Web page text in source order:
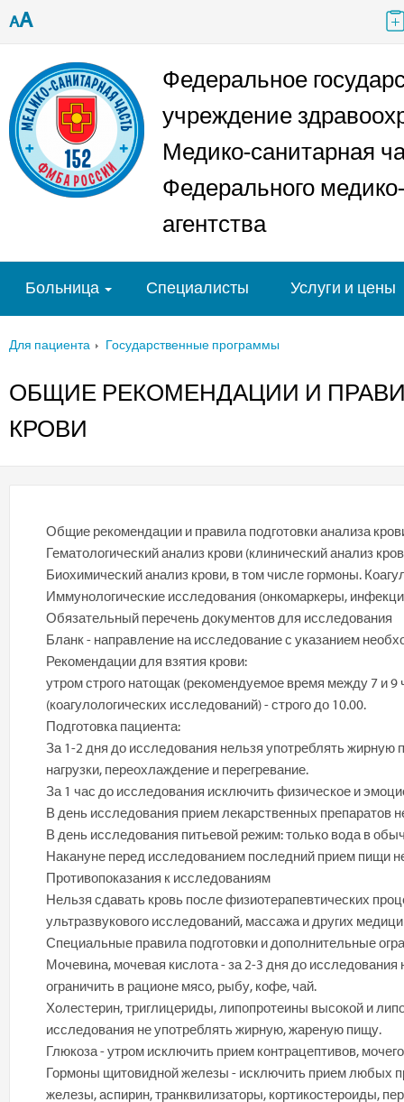
AA
Федеральное
учреждение
Медико-санитарная
Федерального
агентства
Больница Специалисты Услуги и цены
Для пациента Государственные программы
ОБЩИЕ РЕКОМЕНДАЦИИ И
КРОВИ
Общие рекомендации и правила подготовки анализа
Гематологический анализ крови (клинический анализ
Биохимический анализ крови, в том числе гормоны.
Иммунологические исследования (онкомаркеры,
Обязательный перечень документов для исследования
Бланк - направление на исследование с указанием
Рекомендации для взятия крови:
утром строго натощак (рекомендуемое время между 7 и
(коагулологических исследований) - строго до 10.00.
Подготовка пациента:
За 1-2 дня до исследования нельзя употреблять
нагрузки, переохлаждение и перегревание.
За 1 час до исследования исключить физическое и
В день исследования прием лекарственных препаратов
В день исследования питьевой режим: только вода в
Накануне перед исследованием последний прием пищи
Противопоказания к исследованиям
Нельзя сдавать кровь после физиотерапевтических
ультразвукового исследований, массажа и других
Специальные правила подготовки и дополнительные
Мочевина, мочевая кислота - за 2-3 дня до
ограничить в рационе мясо, рыбу, кофе, чай.
Холестерин, триглицериды, липопротеины высокой и
исследования не употреблять жирную, жареную пищу.
Глюкоза - утром исключить прием контрацептивов,
Гормоны щитовидной железы - исключить прием любых
железы, аспирин, транквилизаторы, кортикостероиды,